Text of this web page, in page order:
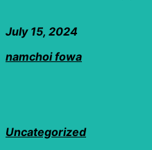
July 15, 2024
namchoi fowa
Uncategorized